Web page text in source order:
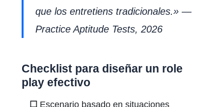
que los entretiens tradicionales.» —
Practice Aptitude Tests, 2026
Checklist para diseñar un role
play efectivo
☐ Escenario basado en situaciones